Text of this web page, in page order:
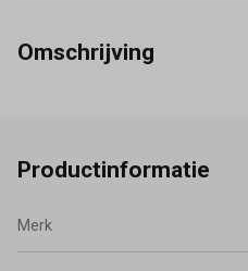
Omschrijving
Productinformatie
Merk